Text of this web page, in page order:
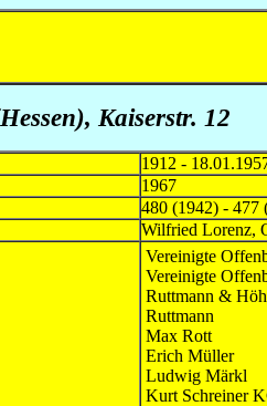
, Kaiserstr. 12
1912 -
1967
480 (1942) - 477
Wilfried Lorenz,
Vereinigte
Vereinigte
Ruttmann &
Ruttmann
Max Rott
Erich Müller
Ludwig Märkl
Kurt Schreiner